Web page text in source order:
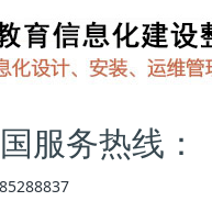
服务热线：